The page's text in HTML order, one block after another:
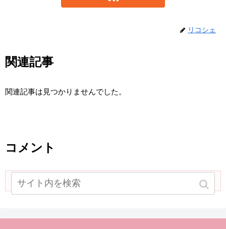
リコシェ
関連記事
関連記事は見つかりませんでした。
コメント
コメントを書き込む